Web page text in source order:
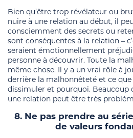
Bien qu’être trop révélateur ou
nuire à une relation au début, il
consciemment des secrets ou
sont conséquentes à la relation –
seraient émotionnellement
personne à découvrir. Toute la
même chose. Il y a un vrai rôle à
derrière la malhonnêteté et ce que
dissimuler et pourquoi. Beaucoup
une relation peut être très
8. Ne pas prendre au
de valeurs